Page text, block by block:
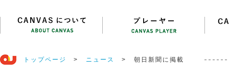
トップページ > ニュース > 朝日新聞に掲載